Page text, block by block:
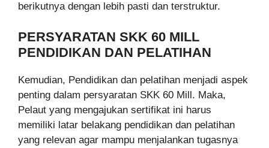
berikutnya dengan lebih pasti dan terstruktur.
PERSYARATAN SKK 60 MILL
PENDIDIKAN DAN PELATIHAN
Kemudian, Pendidikan dan pelatihan menjadi aspek
penting dalam persyaratan SKK 60 Mill. Maka,
Pelaut yang mengajukan sertifikat ini harus
memiliki latar belakang pendidikan dan pelatihan
yang relevan agar mampu menjalankan tugasnya